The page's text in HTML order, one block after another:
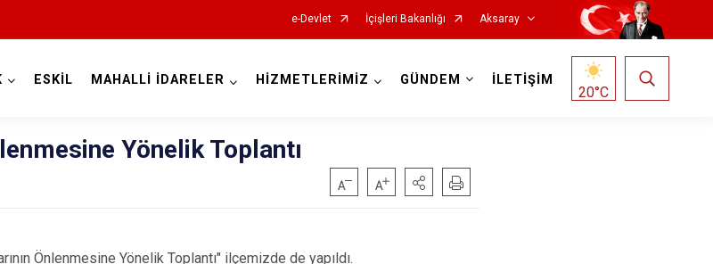
e-Devlet İçişleri Bakanlığı Aksaray
ESKİL MAHALLİ İDARELER HİZMETLERİMİZ GÜNDEM İLETİŞİM
20°C
Yönelik Toplantı
Önlenmesine Yönelik Toplantı" ilçemizde de yapıldı.